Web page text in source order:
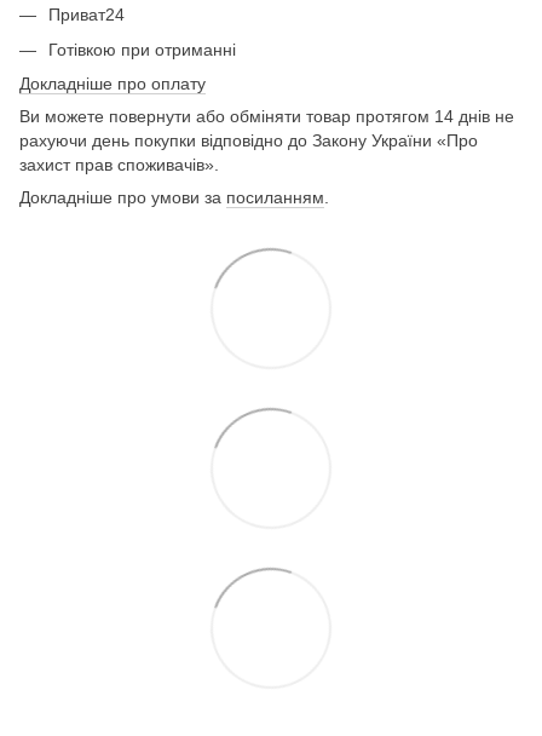
Приват24
Готівкою при отриманні
Докладніше про оплату
Ви можете повернути або обміняти товар протягом 14 днів не
рахуючи день покупки відповідно до Закону України «Про
захист прав споживачів».
Докладніше про умови за посиланням